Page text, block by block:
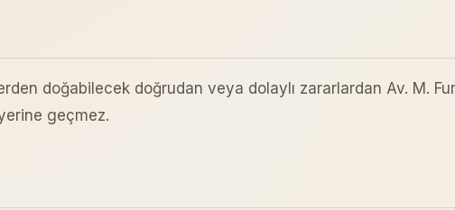
doğabilecek doğrudan veya dolaylı zararlardan Av. M.
geçmez.